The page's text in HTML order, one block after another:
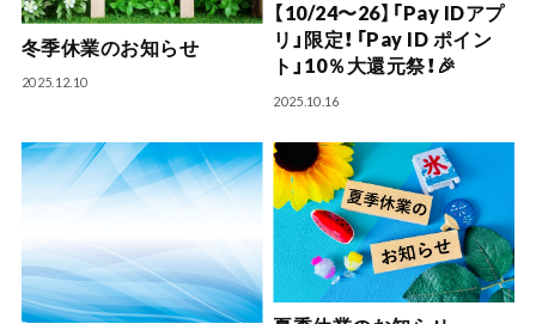
冬季休業のお知らせ
2025.12.10
【10/24〜26】「Pay IDアプ
リ」限定！「Pay ID ポイン
ト」10％大還元祭！🎉
2025.10.16